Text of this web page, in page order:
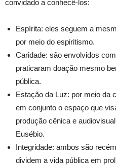
convidado a conhecê-los:
Espírita: eles seguem a
por meio do espiritismo.
Caridade: são envolvidos
praticaram doação mesmo
pública.
Estação da Luz: por meio da
em conjunto o espaço que
produção cênica e
Eusébio.
Integridade: ambos são
dividem a vida pública em